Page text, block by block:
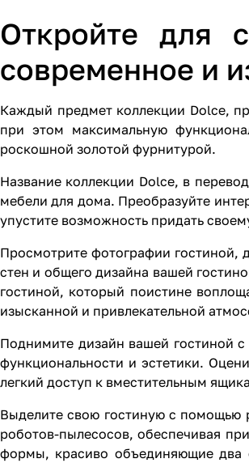
Откройте для
современное и
Каждый предмет коллекции Dolce,
при этом максимальную
роскошной золотой фурнитурой.
Название коллекции Dolce, в
мебели для дома. Преобразуйте
упустите возможность придать
Просмотрите фотографии гостиной,
стен и общего дизайна вашей
гостиной, который поистине
изысканной и привлекательной
Поднимите дизайн вашей гостиной
функциональности и эстетики.
легкий доступ к вместительным
Выделите свою гостиную с помощью
роботов-пылесосов, обеспечивая
формы, красиво объединяющие два